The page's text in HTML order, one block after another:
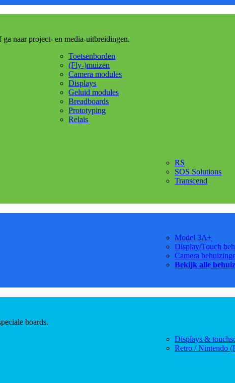
naar project- en media-uitbreidingen.
Toetsenborden
(Fly-)muizen
Camera modules
Displays
Geluid modules
Breadboards
Prototyping
Relais
RS
SOS Solutions
Transcend
Model 3A+
Display/Touch
Camera
Bekijk alle
boards.
Displays &
Retro / Nintendo